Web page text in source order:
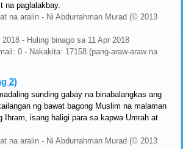
na paglalakbay.
na aralin - Ni Abdurrahman Murad (© 2013
- Huling binago sa 11 Apr 2018
0 - Nakakita: 17158 (pang-araw-araw na
2)
sunding gabay na binabalangkas ang
ng bawat bagong Muslim na malaman
Ihram, isang haligi para sa kapwa Umrah at
na aralin - Ni Abdurrahman Murad (© 2013